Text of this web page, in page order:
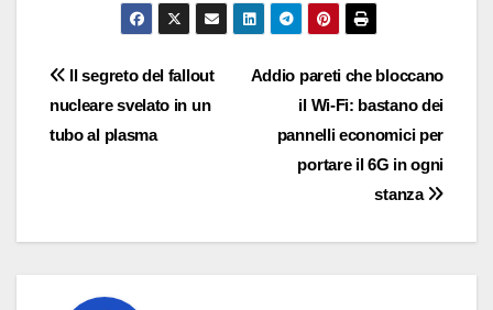
Navigazione
articoli
Addio pareti che bloccano
il Wi-Fi: bastano dei
pannelli economici per
portare il 6G in ogni
stanza
Il segreto del fallout
nucleare svelato in un
tubo al plasma